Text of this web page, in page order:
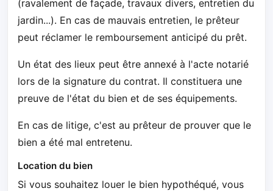
(ravalement de façade, travaux divers, entretien du
jardin...). En cas de mauvais entretien, le prêteur
peut réclamer le remboursement anticipé du prêt.
Un état des lieux peut être annexé à l'acte notarié
lors de la signature du contrat. Il constituera une
preuve de l'état du bien et de ses équipements.
En cas de litige, c'est au prêteur de prouver que le
bien a été mal entretenu.
Location du bien
Si vous souhaitez louer le bien hypothéqué, vous